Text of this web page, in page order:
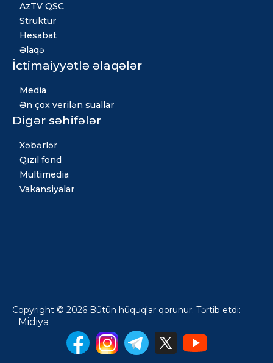
AzTV QSC
Struktur
Hesabat
Əlaqə
İctimaiyyətlə əlaqələr
Media
Ən çox verilən suallar
Digər səhifələr
Xəbərlər
Qızıl fond
Multimedia
Vakansiyalar
Copyright © 2026 Bütün hüquqlar qorunur. Tərtib etdi:
Midiya